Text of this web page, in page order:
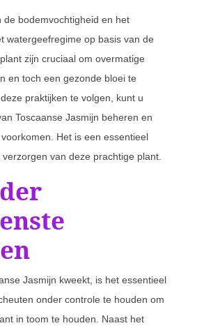
de bodemvochtigheid en het
watergeefregime op basis van de
zijn cruciaal om overmatige
en toch een gezonde bloei te
praktijken te volgen, kunt u
Toscaanse Jasmijn beheren en
Het is een essentieel
van deze prachtige plant.
Jasmijn kweekt, is het essentieel
onder controle te houden om
in toom te houden. Naast het